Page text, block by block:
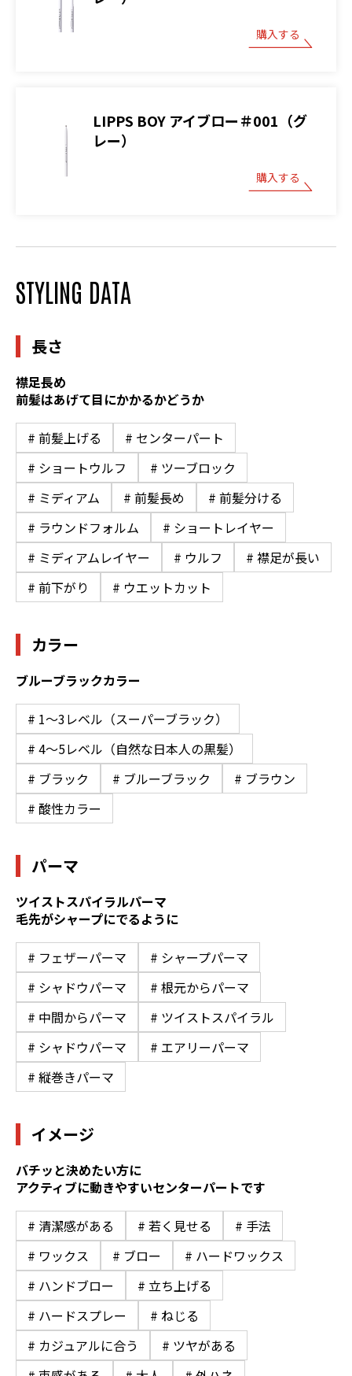
購入する
LIPPS BOY アイブロー＃001（グ
レー）
購入する
STYLING DATA
長さ
襟足長め
前髪はあげて目にかかるかどうか
# 前髪上げる
# センターパート
# ショートウルフ
# ツーブロック
# ミディアム
# 前髪長め
# 前髪分ける
# ラウンドフォルム
# ショートレイヤー
# ミディアムレイヤー
# ウルフ
# 襟足が長い
# 前下がり
# ウエットカット
カラー
ブルーブラックカラー
# 1〜3レベル（スーパーブラック）
# 4〜5レベル（自然な日本人の黒髪）
# ブラック
# ブルーブラック
# ブラウン
# 酸性カラー
パーマ
ツイストスパイラルパーマ
毛先がシャープにでるように
# フェザーパーマ
# シャープパーマ
# シャドウパーマ
# 根元からパーマ
# 中間からパーマ
# ツイストスパイラル
# シャドウパーマ
# エアリーパーマ
# 縦巻きパーマ
イメージ
バチッと決めたい方に
アクティブに動きやすいセンターパートです
# 清潔感がある # 若く見せる
# 手法
# ワックス
# ブロー
# ハードワックス
# ハンドブロー
# 立ち上げる
# ハードスプレー
# ねじる
# カジュアルに合う
# ツヤがある